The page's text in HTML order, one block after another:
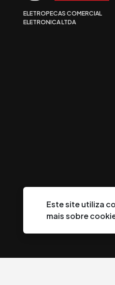
ELETROPECAS COMERCIAL
ELETRONICA LTDA
Este site utiliza
mais sobre